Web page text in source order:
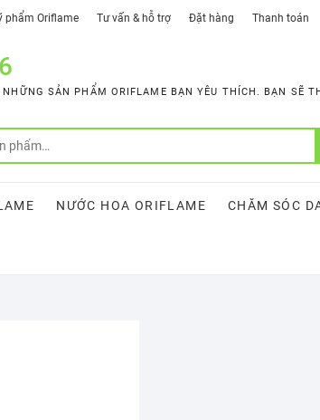
phẩm Oriflame Tư vấn & hỗ trợ Đặt hàng Thanh toán
SẢN PHẨM ORIFLAME BẠN YÊU THÍCH. BẠN SẼ
NƯỚC HOA ORIFLAME CHĂM SÓC